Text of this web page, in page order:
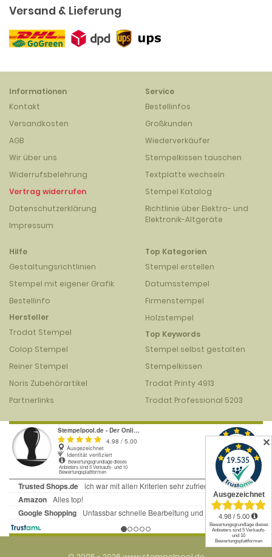
Versand & Lieferung
Informationen
Kontakt
Versandkosten
AGB
Wir über uns
Widerrufsbelehrung
Vertrag widerrufen
Datenschutzerklärung
Impressum
Service
Bestellinfos
Großkunden
Wiederverkäufer
Stempelkissen tauschen
Textplatte wechseln
Stempel Katalog
Richtlinie über Elektro- und
Elektronik-Altgeräte
Hilfe
Gestaltungsrichtlinien
Stempel mit eigener Grafik
Bestellinfo
Hersteller
Trodat Stempel
Colop Stempel
Reiner Stempel
Noris Zubehörartikel
Partnerlinks
Top Kategorien
Stempel erstellen
Datumsstempel
Firmenstempel
Holzstempel
Top Keywords
Stempel selbst gestalten
Stempelkissen
Trodat Printy 4913
Trodat Professional 5203
✕